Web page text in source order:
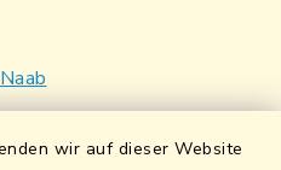
wir auf dieser Website